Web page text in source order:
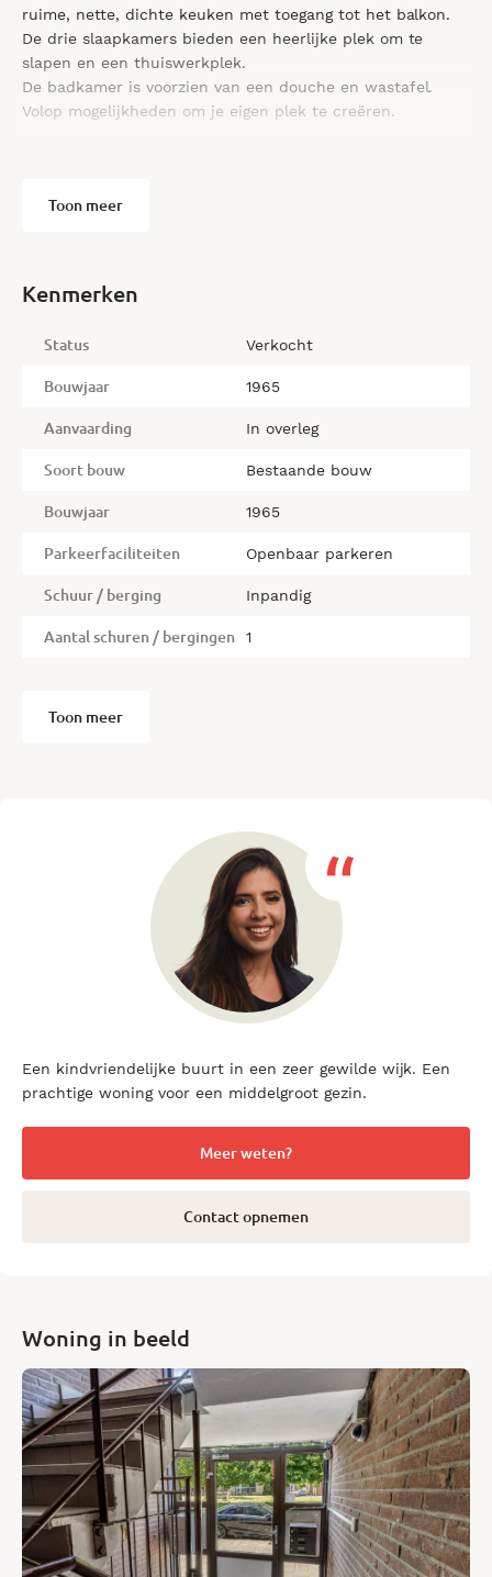
ruime, nette, dichte keuken met toegang tot het balkon.
De drie slaapkamers bieden een heerlijke plek om te
slapen en een thuiswerkplek.
De badkamer is voorzien van een douche en wastafel.
Volop mogelijkheden om je eigen plek te creëren.
Woonoppervlakte: ca. 64 m²
Indeling:
wastafel, woonkamer, drie slaapkamers met een vaste
centraal gelegen nabij uitvalswegen en diverse
voorzieningen zoals, winkels, restaurants en openbaar
recreatiemogelijkheden zijn in de buurt, perfect voor
Neem vandaag nog contact met ons op en plan een
bezichtiging in. Dit appartement kan binnenkort van jou
zijn!
– verwarming dient te worden aangepast;
Interesse in dit huis? Schakel direct uw eigen NVM-
aankoopmakelaar in. Uw NVM-aankoopmakelaar komt op
voor úw belang en bespaart u tijd, geld en zorgen.
Adressen van collega NVM-aankoopmakelaars vindt u op
Toon meer
Kenmerken
Status Verkocht
Bouwjaar 1965
Aanvaarding In overleg
Soort bouw Bestaande bouw
Bouwjaar 1965
Parkeerfaciliteiten Openbaar parkeren
Schuur / berging Inpandig
Aantal schuren / bergingen 1
Toon meer
Een kindvriendelijke buurt in een zeer gewilde wijk. Een
prachtige woning voor een middelgroot gezin.
Meer weten?
Contact opnemen
Woning in beeld